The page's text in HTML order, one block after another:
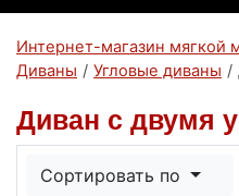
Интернет-магазин мягкой
Диваны / Угловые диваны /
Диван с двумя
Сортировать по